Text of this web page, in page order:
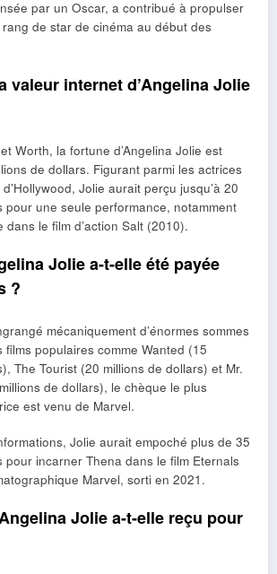
par un Oscar, a contribué à propulser
de star de cinéma au début des
valeur internet d’Angelina Jolie
Worth, la fortune d’Angelina Jolie est
de dollars. Figurant parmi les actrices
Jolie aurait perçu jusqu’à 20
pour une seule performance, notamment
le film d’action Salt (2010).
Jolie a-t-elle été payée
?
mécaniquement d’énormes sommes
films populaires comme Wanted (15
The Tourist (20 millions de dollars) et Mr.
de dollars), le chèque le plus
est venu de Marvel.
Jolie aurait empoché plus de 35
pour incarner Thena dans le film Eternals
Marvel, sorti en 2021.
Jolie a-t-elle reçu pour